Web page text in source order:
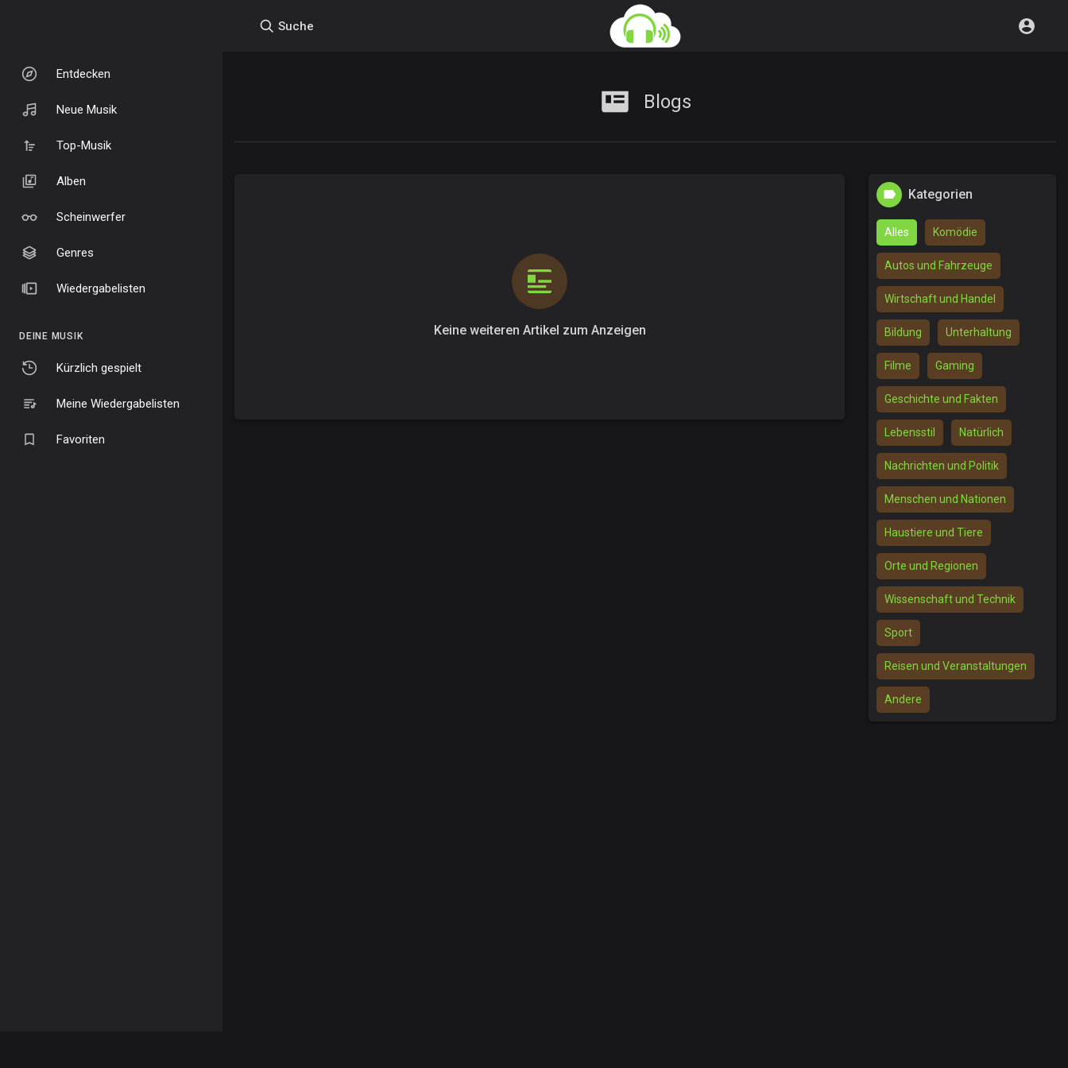
Entdecken
Neue Musik
Top-Musik
Alben
Scheinwerfer
Genres
Wiedergabelisten
DEINE MUSIK
Kürzlich gespielt
Meine Wiedergabelisten
Favoriten
Suche
Blogs
Keine weiteren Artikel zum Anzeigen
Kategorien
Alles Komödie
Autos und Fahrzeuge
Wirtschaft und Handel
Bildung Unterhaltung
Filme Gaming
Geschichte und Fakten
Lebensstil Natürlich
Nachrichten und Politik
Menschen und Nationen
Haustiere und Tiere
Orte und Regionen
Wissenschaft und Technik
Sport
Reisen und Veranstaltungen
Andere